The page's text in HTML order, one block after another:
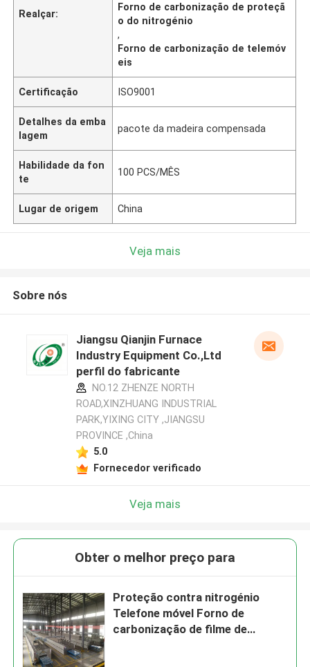
Realçar:
Forno de carbonização de proteçã
o do nitrogénio
,
Forno de carbonização de telemóv
eis
Certificação ISO9001
Detalhes da emba
lagem
pacote da madeira compensada
Habilidade da fon
te
100 PCS/MÊS
Lugar de origem China
Veja mais
Sobre nós
Jiangsu Qianjin Furnace
Industry Equipment Co.,Ltd
perfil do fabricante
NO.12 ZHENZE NORTH
ROAD,XINZHUANG INDUSTRIAL
PARK,YIXING CITY ,JIANGSU
PROVINCE ,China
5.0
Fornecedor verificado
Veja mais
Obter o melhor preço para
Proteção contra nitrogénio
Telefone móvel Forno de
carbonização de filme de